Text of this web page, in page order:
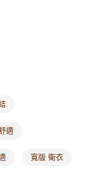
適
寬版 衛衣